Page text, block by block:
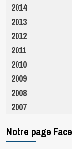
2014
2013
2012
2011
2010
2009
2008
2007
Notre page